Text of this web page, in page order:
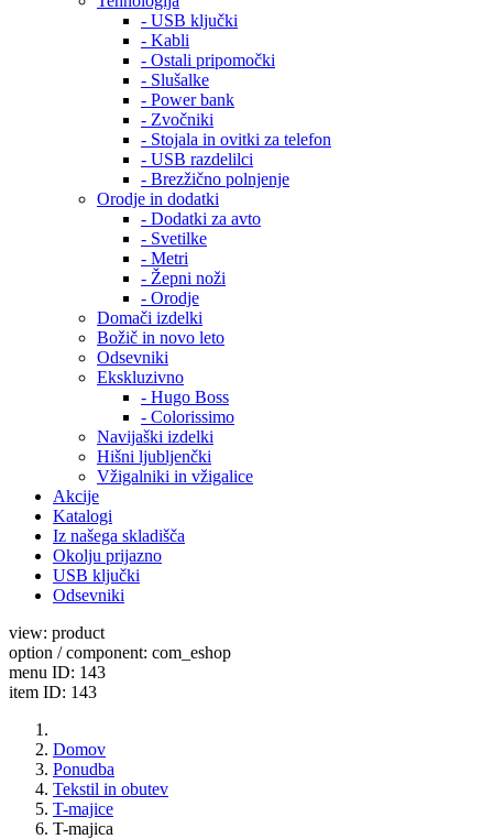
- USB ključki
- Kabli
- Ostali pripomočki
- Slušalke
- Power bank
- Zvočniki
- Stojala in ovitki za telefon
- USB razdelilci
- Brezžično polnjenje
Orodje in dodatki
- Dodatki za avto
- Svetilke
- Metri
- Žepni noži
- Orodje
Domači izdelki
Božič in novo leto
Odsevniki
Ekskluzivno
- Hugo Boss
- Colorissimo
Navijaški izdelki
Hišni ljubljenčki
Vžigalniki in vžigalice
Akcije
Katalogi
Iz našega skladišča
Okolju prijazno
USB ključki
Odsevniki
view: product
option / component: com_eshop
menu ID: 143
item ID: 143
Domov
Ponudba
Tekstil in obutev
T-majice
T-majica